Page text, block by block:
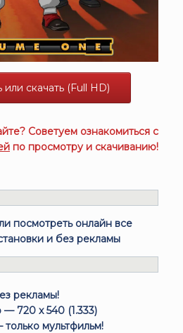
или скачать (Full HD)
Советуем ознакомиться с
по просмотру и скачиванию!
посмотреть онлайн все
и без рекламы
рекламы!
— 720 x 540 (1.333)
мультфильм!